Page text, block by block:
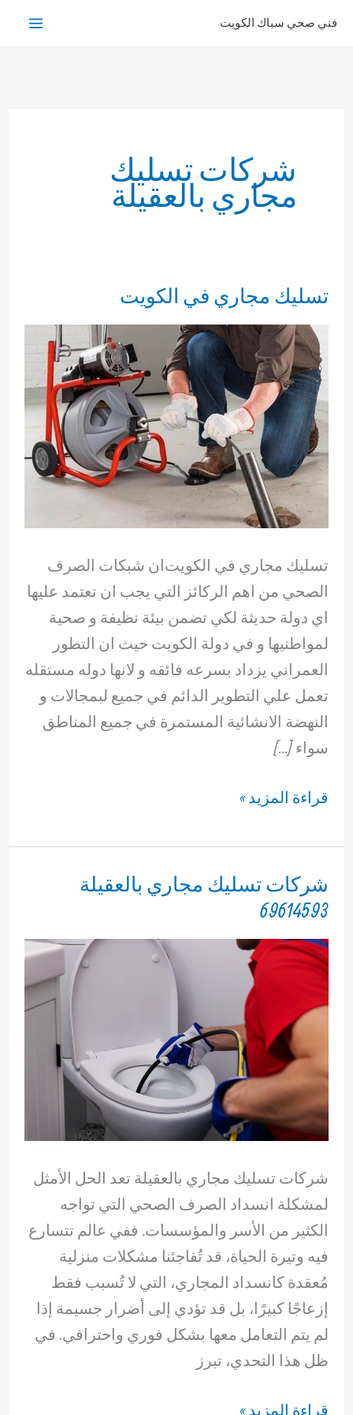
فني صحي سباك الكويت
شركات تسليك
مجاري بالعقيلة
تسليك مجاري في الكويت
تسليك مجاري في الكويت ان شبكات الصرف
الصحي من اهم الركائز التي يجب ان تعتمد عليها
اي دولة حديثة لكي تضمن بيئة نظيفة و صحية
لمواطنيها و في دولة الكويت حيث ان التطور
العمراني يزداد بسرعه فائقه و لانها دوله مستقله
تعمل علي التطوير الدائم في جميع لبمجالات و
النهضة الانشائية المستمرة في جميع المناطق
سواء […]
تسليك
في
الكويت
قراءة المزيد »
شركات تسليك مجاري بالعقيلة
69614593
شركات تسليك مجاري بالعقيلة تعد الحل الأمثل
لمشكلة انسداد الصرف الصحي التي تواجه
الكثير من الأسر والمؤسسات. ففي عالم تتسارع
فيه وتيرة الحياة، قد تُفاجئنا مشكلات منزلية
مُعقدة كانسداد المجاري، التي لا تُسبب فقط
إزعاجًا كبيرًا، بل قد تؤدي إلى أضرار جسيمة إذا
لم يتم التعامل معها بشكل فوري واحترافي. في
ظل هذا التحدي، تبرز
شركات
قراءة المزيد »